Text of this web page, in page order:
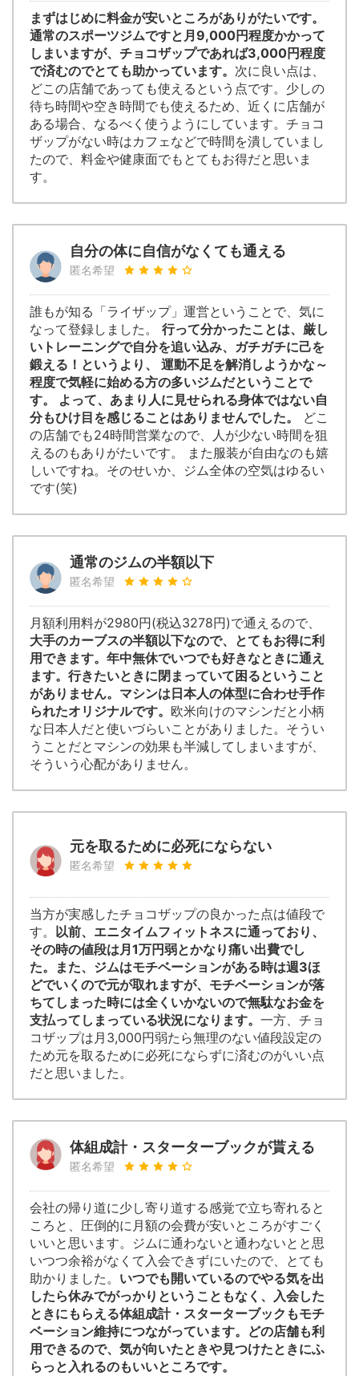
まずはじめに料金が安いところがありがたいです。
通常のスポーツジムですと月9,000円程度かかって
しまいますが、チョコザップであれば3,000円程度
で済むのでとても助かっています。 次に良い点は、
どこの店舗であっても使えるという点です。少しの
待ち時間や空き時間でも使えるため、近くに店舗が
ある場合、なるべく使うようにしています。チョコ
ザップがない時はカフェなどで時間を潰していまし
たので、料金や健康面でもとてもお得だと思いま
す。
自分の体に自信がなくても通える
匿名希望
誰もが知る「ライザップ」運営ということで、気に
なって登録しました。 行って分かったことは、厳し
いトレーニングで自分を追い込み、ガチガチに己を
鍛える！というより、 運動不足を解消しようかな～
程度で気軽に始める方の多いジムだということで
す。 よって、あまり人に見せられる身体ではない自
分もひけ目を感じることはありませんでした。
どこ
の店舗でも24時間営業なので、人が少ない時間を狙
えるのもありがたいです。 また服装が自由なのも嬉
しいですね。そのせいか、ジム全体の空気はゆるい
です(笑)
通常のジムの半額以下
匿名希望
月額利用料が2980円(税込3278円)で通えるので、
大手のカーブスの半額以下なので、とてもお得に利
用できます。年中無休でいつでも好きなときに通え
ます。行きたいときに閉まっていて困るということ
がありません。マシンは日本人の体型に合わせ手作
られたオリジナルです。 欧米向けのマシンだと小柄
な日本人だと使いづらいことがありました。そうい
うことだとマシンの効果も半減してしまいますが、
そういう心配がありません。
元を取るために必死にならない
匿名希望
当方が実感したチョコザップの良かった点は値段で
す。 以前、エニタイムフィットネスに通っており、
その時の値段は月1万円弱とかなり痛い出費でし
た。また、ジムはモチベーションがある時は週3ほ
どでいくので元が取れますが、モチベーションが落
ちてしまった時には全くいかないので無駄なお金を
支払ってしまっている状況になります。 一方、チョ
コザップは月3,000円弱たら無理のない値段設定の
ため元を取るために必死にならずに済むのがいい点
だと思いました。
体組成計・スターターブックが貰える
匿名希望
会社の帰り道に少し寄り道する感覚で立ち寄れると
ころと、圧倒的に月額の会費が安いところがすごく
いいと思います。ジムに通わないと通わないとと思
いつつ余裕がなくて入会できずにいたので、とても
助かりました。 いつでも開いているのでやる気を出
したら休みでがっかりということもなく、入会した
ときにもらえる体組成計・スターターブックもモチ
ベーション維持につながっています。どの店舗も利
用できるので、気が向いたときや見つけたときにふ
らっと入れるのもいいところです。